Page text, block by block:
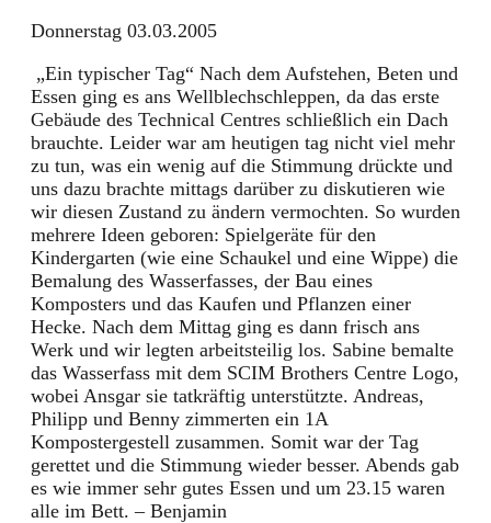
Donnerstag 03.03.2005
„Ein typischer Tag“ Nach dem Aufstehen, Beten und
Essen ging es ans Wellblechschleppen, da das erste
Gebäude des Technical Centres schließlich ein Dach
brauchte. Leider war am heutigen tag nicht viel mehr
zu tun, was ein wenig auf die Stimmung drückte und
uns dazu brachte mittags darüber zu diskutieren wie
wir diesen Zustand zu ändern vermochten. So wurden
mehrere Ideen geboren: Spielgeräte für den
Kindergarten (wie eine Schaukel und eine Wippe) die
Bemalung des Wasserfasses, der Bau eines
Komposters und das Kaufen und Pflanzen einer
Hecke. Nach dem Mittag ging es dann frisch ans
Werk und wir legten arbeitsteilig los. Sabine bemalte
das Wasserfass mit dem SCIM Brothers Centre Logo,
wobei Ansgar sie tatkräftig unterstützte. Andreas,
Philipp und Benny zimmerten ein 1A
Kompostergestell zusammen. Somit war der Tag
gerettet und die Stimmung wieder besser. Abends gab
es wie immer sehr gutes Essen und um 23.15 waren
alle im Bett. – Benjamin